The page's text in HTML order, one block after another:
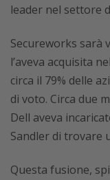
leader nel settore
Secureworks sarà
l’aveva acquisita
circa il 79% delle
di voto. Circa due
Dell aveva
Sandler di trovare
Questa fusione,